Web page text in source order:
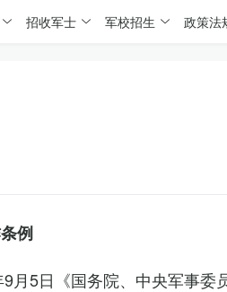
招收军士 军校招生 政策法
例
月5日《国务院、中央军事委